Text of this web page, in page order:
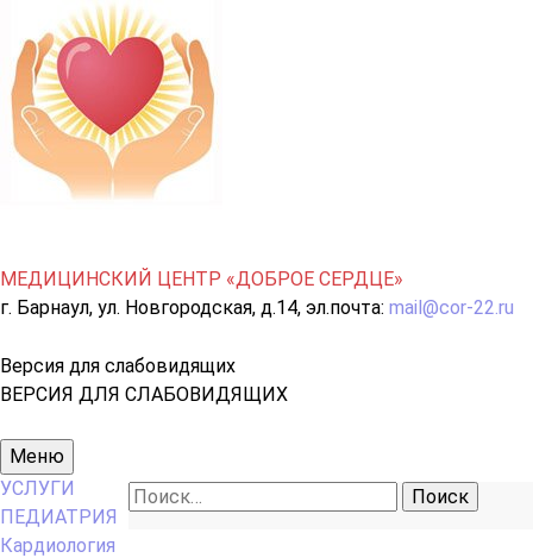
МЕДИЦИНСКИЙ ЦЕНТР «ДОБРОЕ СЕРДЦЕ»
г. Барнаул, ул. Новгородская, д.14, эл.почта: mail@cor-22.ru
Версия для слабовидящих
ВЕРСИЯ ДЛЯ СЛАБОВИДЯЩИХ
Основное
меню
Меню
Найти:
УСЛУГИ
ПЕДИАТРИЯ
Кардиология